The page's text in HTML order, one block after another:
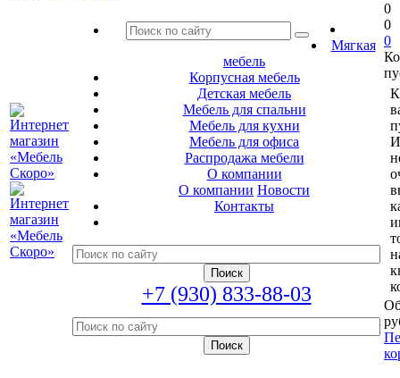
Мягкая
мебель
Корпусная мебель
Детская мебель
Мебель для спальни
Мебель для кухни
Мебель для офиса
Распродажа мебели
О компании
О компании Новости
Контакты
+7 (930) 833-88-03
0
0
0